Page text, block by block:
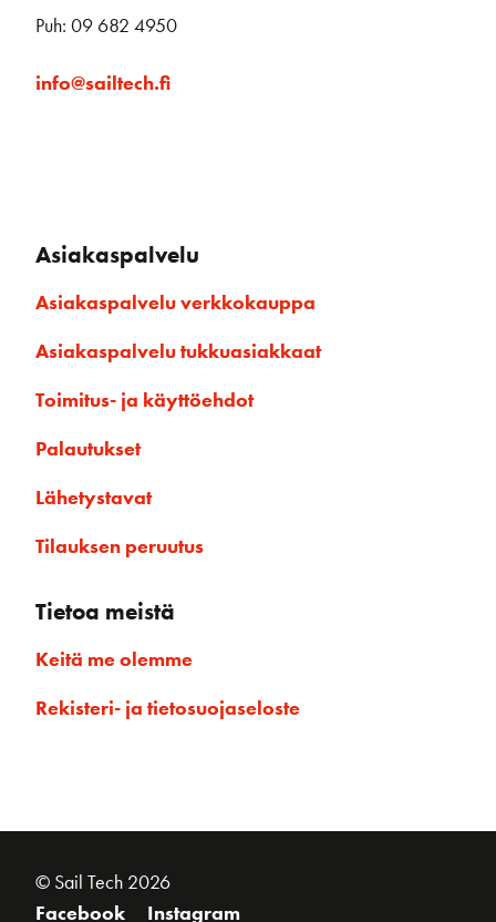
Puh: 09 682 4950
info@sailtech.fi
Asiakaspalvelu
Asiakaspalvelu verkkokauppa
Asiakaspalvelu tukkuasiakkaat
Toimitus- ja käyttöehdot
Palautukset
Lähetystavat
Tilauksen peruutus
Tietoa meistä
Keitä me olemme
Rekisteri- ja tietosuojaseloste
© Sail Tech 2026
Facebook
Instagram